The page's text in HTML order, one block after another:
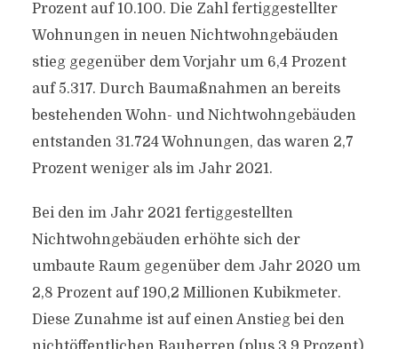
Prozent auf 10.100. Die Zahl fertiggestellter
Wohnungen in neuen Nichtwohngebäuden
stieg gegenüber dem Vorjahr um 6,4 Prozent
auf 5.317. Durch Baumaßnahmen an bereits
bestehenden Wohn- und Nichtwohngebäuden
entstanden 31.724 Wohnungen, das waren 2,7
Prozent weniger als im Jahr 2021.
Bei den im Jahr 2021 fertiggestellten
Nichtwohngebäuden erhöhte sich der
umbaute Raum gegenüber dem Jahr 2020 um
2,8 Prozent auf 190,2 Millionen Kubikmeter.
Diese Zunahme ist auf einen Anstieg bei den